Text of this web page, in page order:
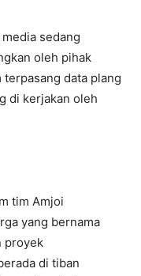
sedang
oleh pihak
data plang
di kerjakan oleh
tim Amjoi
yang bernama
proyek
di tiban